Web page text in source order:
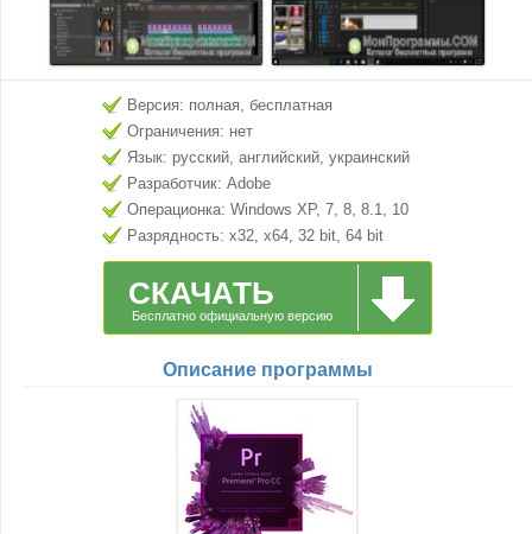
Версия: полная, бесплатная
Ограничения: нет
Язык: русский, английский, украинский
Разработчик: Adobe
Операционка: Windows XP, 7, 8, 8.1, 10
Разрядность: x32, x64, 32 bit, 64 bit
СКАЧАТЬ
Бесплатно официальную версию
Описание программы